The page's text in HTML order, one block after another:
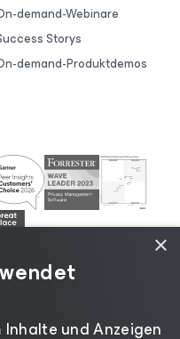
demand-Webinare
Storys
demand-Produktdemos
×
und Anzeigen